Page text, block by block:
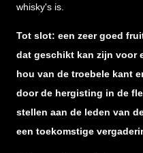
whisky's is.
Tot slot: een zeer goed
dat geschikt kan zijn voor
hou van de troebele kant
door de hergisting in de
stellen aan de leden van
een toekomstige